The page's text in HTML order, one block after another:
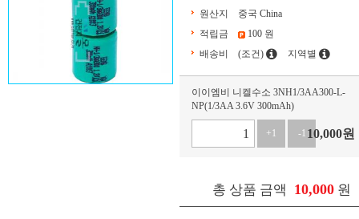
원산지
중국 China
적립금
100 원
배송비
(조건) 지역별
이이엠비 니켈수소 3NH1/3AA300-L-
NP(1/3AA 3.6V 300mAh)
+1 -1 10,000원
총 상품 금액 10,000 원